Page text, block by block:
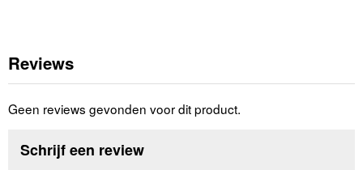
Reviews
Geen reviews gevonden voor dit product.
Schrijf een review